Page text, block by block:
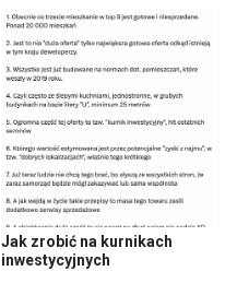
Jak zrobić na kurnikach
inwestycyjnych